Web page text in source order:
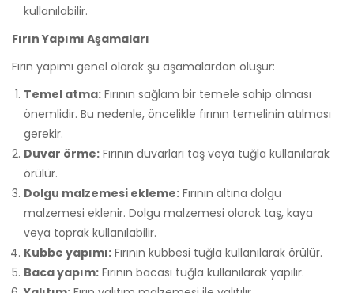
kullanılabilir.
Fırın Yapımı Aşamaları
Fırın yapımı genel olarak şu aşamalardan oluşur:
Temel atma: Fırının sağlam bir temele sahip olması
önemlidir. Bu nedenle, öncelikle fırının temelinin atılması
gerekir.
Duvar örme: Fırının duvarları taş veya tuğla kullanılarak
örülür.
Dolgu malzemesi ekleme: Fırının altına dolgu
malzemesi eklenir. Dolgu malzemesi olarak taş, kaya
veya toprak kullanılabilir.
Kubbe yapımı: Fırının kubbesi tuğla kullanılarak örülür.
Baca yapım: Fırının bacası tuğla kullanılarak yapılır.